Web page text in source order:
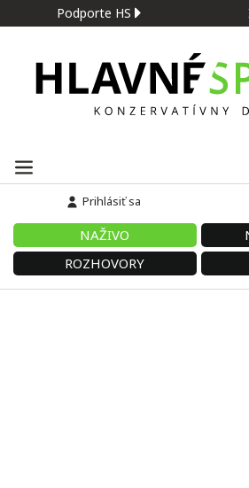
Podporte HS
Prihlásiť sa
NAŽIVO
ROZHOVORY